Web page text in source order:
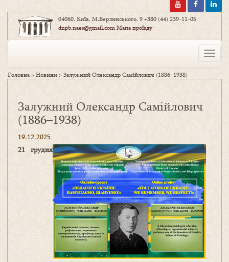
04060, Київ, М.Берлинського, 9+380 (44) 239-11-05
dnpb.naes@gmail.comМапа проїзду
Toggle
Головна >Новини >Залужний Олександр Самійлович (1886–1938)
Залужний Олександр Самійлович
(1886–1938)
19.12.2025
21 грудня